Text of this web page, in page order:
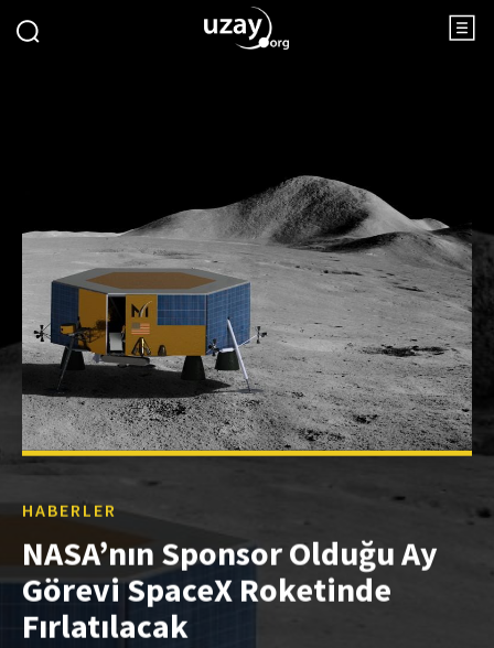
HABERLER
NASA’nın Sponsor Olduğu Ay
Görevi SpaceX Roketinde
Fırlatılacak